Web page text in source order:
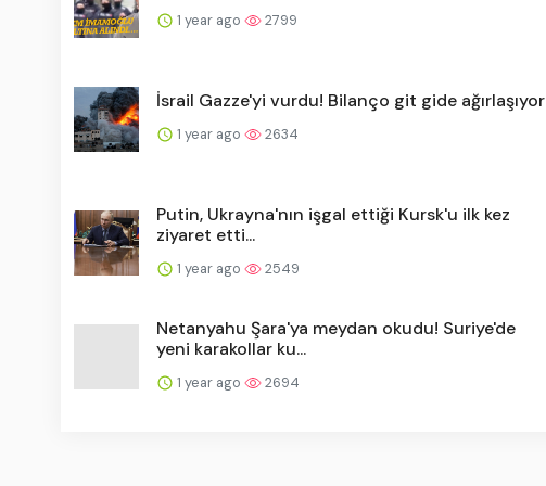
1 year ago 2799
İsrail Gazze'yi vurdu! Bilanço git gide ağırlaşıyor
1 year ago 2634
Putin, Ukrayna'nın işgal ettiği Kursk'u ilk kez
ziyaret etti...
1 year ago 2549
Netanyahu Şara'ya meydan okudu! Suriye'de
yeni karakollar ku...
1 year ago 2694